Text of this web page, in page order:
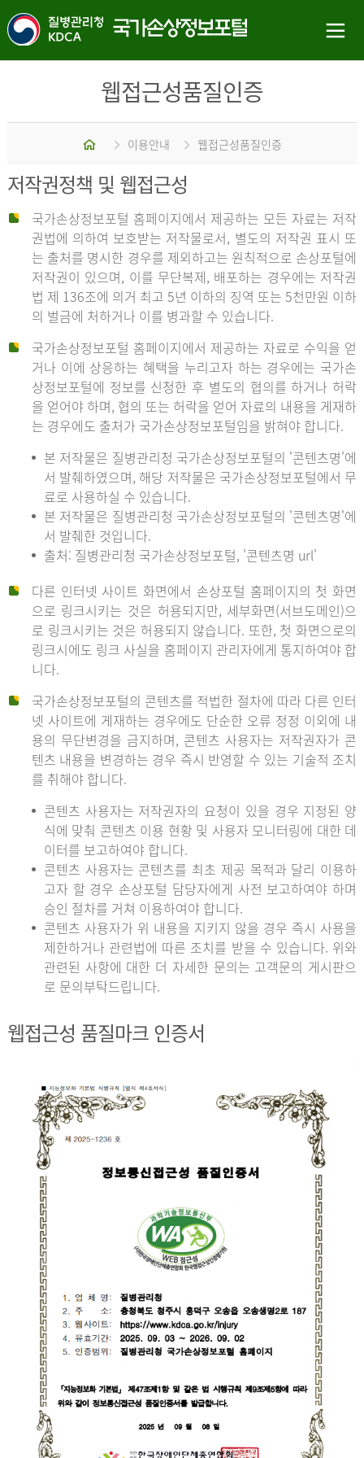
웹접근성품질인증
홈 이용안내 웹접근성품질인증
저작권정책 및 웹접근성
국가손상정보포털 홈페이지에서 제공하는 모든 자료는 저작
권법에 의하여 보호받는 저작물로서, 별도의 저작권 표시 또
는 출처를 명시한 경우를 제외하고는 원칙적으로 손상포털에
저작권이 있으며, 이를 무단복제, 배포하는 경우에는 저작권
법 제 136조에 의거 최고 5년 이하의 징역 또는 5천만원 이하
의 벌금에 처하거나 이를 병과할 수 있습니다.
국가손상정보포털 홈페이지에서 제공하는 자료로 수익을 얻
거나 이에 상응하는 혜택을 누리고자 하는 경우에는 국가손
상정보포털에 정보를 신청한 후 별도의 협의를 하거나 허락
을 얻어야 하며, 협의 또는 허락을 얻어 자료의 내용을 게재하
는 경우에도 출처가 국가손상정보포털임을 밝혀야 합니다.
본 저작물은 질병관리청 국가손상정보포털의 '콘텐츠명'에
서 발췌하였으며, 해당 저작물은 국가손상정보포털에서 무
료로 사용하실 수 있습니다.
본 저작물은 질병관리청 국가손상정보포털의 '콘텐츠명'에
서 발췌한 것입니다.
출처: 질병관리청 국가손상정보포털, '콘텐츠명 url'
다른 인터넷 사이트 화면에서 손상포털 홈페이지의 첫 화면
으로 링크시키는 것은 허용되지만, 세부화면(서브도메인)으
로 링크시키는 것은 허용되지 않습니다. 또한, 첫 화면으로의
링크시에도 링크 사실을 홈페이지 관리자에게 통지하여야 합
니다.
국가손상정보포털의 콘텐츠를 적법한 절차에 따라 다른 인터
넷 사이트에 게재하는 경우에도 단순한 오류 정정 이외에 내
용의 무단변경을 금지하며, 콘텐츠 사용자는 저작권자가 콘
텐츠 내용을 변경하는 경우 즉시 반영할 수 있는 기술적 조치
를 취해야 합니다.
콘텐츠 사용자는 저작권자의 요청이 있을 경우 지정된 양
식에 맞춰 콘텐츠 이용 현황 및 사용자 모니터링에 대한 데
이터를 보고하여야 합니다.
콘텐츠 사용자는 콘텐츠를 최초 제공 목적과 달리 이용하
고자 할 경우 손상포털 담당자에게 사전 보고하여야 하며
승인 절차를 거쳐 이용하여야 합니다.
콘텐츠 사용자가 위 내용을 지키지 않을 경우 즉시 사용을
제한하거나 관련법에 따른 조치를 받을 수 있습니다. 위와
관련된 사항에 대한 더 자세한 문의는 고객문의 게시판으
로 문의부탁드립니다.
웹접근성 품질마크 인증서